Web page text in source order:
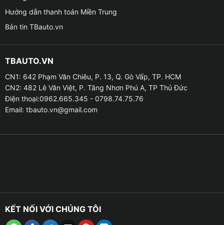
✤ Sản phẩm này có thiết kế nhỏ gọn, đơn giản và khi
bên trong xe Mazda 2 của bạn.
Địa chỉ lắp cảm biến lùi de cho xe Mazda
Hướng dẫn thanh toán Miền Trung
Bản tin TBauto.vn
TBAUTO.VN
CN1: 642 Phạm Văn Chiêu, P. 13, Q. Gò Vấp, TP. HCM
CN2: 482 Lê Văn Việt, P. Tăng Nhơn Phú A, TP Thủ Đức
Điện thoại:0962.665.345 - 0798.74.75.76
Email: tbauto.vn@gmail.com
KẾT NỐI VỚI CHÚNG TÔI